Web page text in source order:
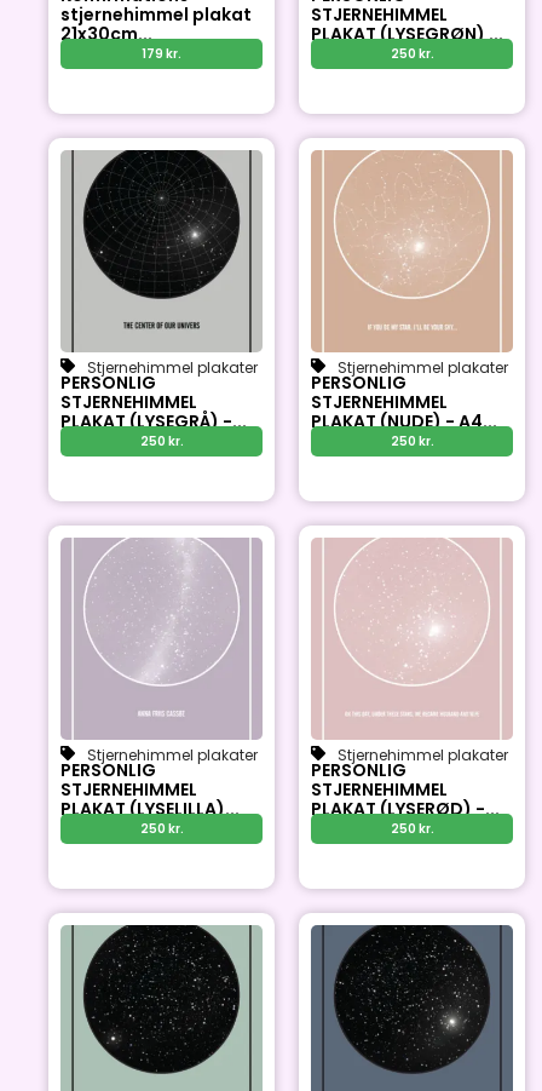
stjernehimmel plakat
21x30cm...
179kr.
STJERNEHIMMEL
PLAKAT (LYSEGRØN) ...
250 kr.
Stjernehimmel plakater
PERSONLIG
STJERNEHIMMEL
PLAKAT (LYSEGRÅ) -...
250 kr.
Stjernehimmel plakater
PERSONLIG
STJERNEHIMMEL
PLAKAT (NUDE) - A4...
250 kr.
Stjernehimmel plakater
PERSONLIG
STJERNEHIMMEL
PLAKAT (LYSELILLA)...
250 kr.
Stjernehimmel plakater
PERSONLIG
STJERNEHIMMEL
PLAKAT (LYSERØD) -...
250 kr.